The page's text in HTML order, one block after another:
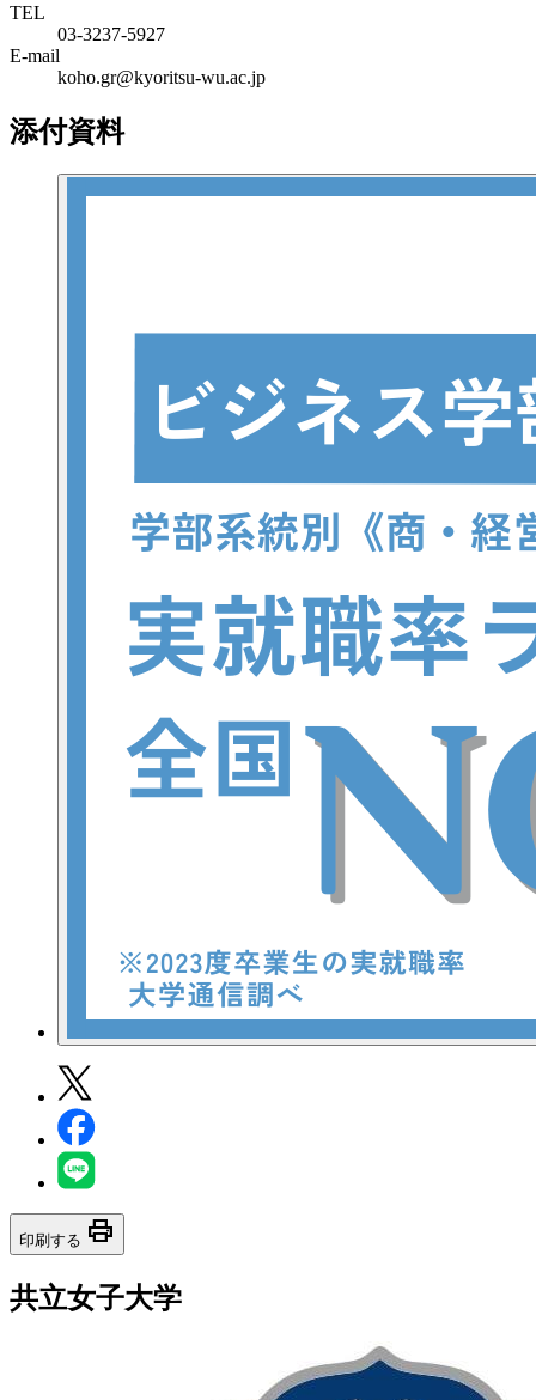
TEL
03-3237-5927
E-mail
koho.gr@kyoritsu-wu.ac.jp
添付資料
印刷する print
共立女子大学